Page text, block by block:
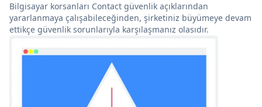
Bilgisayar korsanları Contact güvenlik açıklarından
yararlanmaya çalışabileceğinden, şirketiniz büyümeye devam
ettikçe güvenlik sorunlarıyla karşılaşmanız olasıdır.